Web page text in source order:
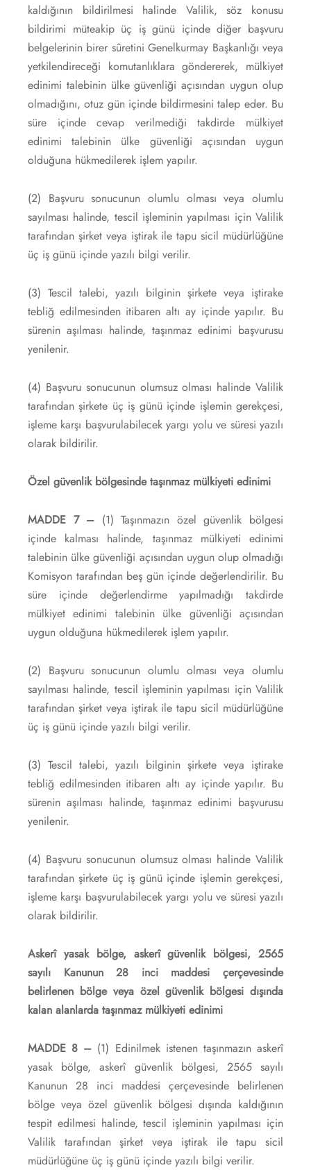
kaldığının bildirilmesi halinde Valilik, söz konusu
bildirimi müteakip üç iş günü içinde diğer başvuru
belgelerinin birer sûretini Genelkurmay Başkanlığı veya
yetkilendireceği komutanlıklara göndererek, mülkiyet
edinimi talebinin ülke güvenliği açısından uygun olup
olmadığını, otuz gün içinde bildirmesini talep eder. Bu
süre içinde cevap verilmediği takdirde mülkiyet
edinimi talebinin ülke güvenliği açısından uygun
olduğuna hükmedilerek işlem yapılır.
(2) Başvuru sonucunun olumlu olması veya olumlu
sayılması halinde, tescil işleminin yapılması için Valilik
tarafından şirket veya iştirak ile tapu sicil müdürlüğüne
üç iş günü içinde yazılı bilgi verilir.
(3) Tescil talebi, yazılı bilginin şirkete veya iştirake
tebliğ edilmesinden itibaren altı ay içinde yapılır. Bu
sürenin aşılması halinde, taşınmaz edinimi başvurusu
yenilenir.
(4) Başvuru sonucunun olumsuz olması halinde Valilik
tarafından şirkete üç iş günü içinde işlemin gerekçesi,
işleme karşı başvurulabilecek yargı yolu ve süresi yazılı
olarak bildirilir.
Özel güvenlik bölgesinde taşınmaz mülkiyeti edinimi
MADDE 7 – (1) Taşınmazın özel güvenlik bölgesi
içinde kalması halinde, taşınmaz mülkiyeti edinimi
talebinin ülke güvenliği açısından uygun olup olmadığı
Komisyon tarafından beş gün içinde değerlendirilir. Bu
süre içinde değerlendirme yapılmadığı takdirde
mülkiyet edinimi talebinin ülke güvenliği açısından
uygun olduğuna hükmedilerek işlem yapılır.
(2) Başvuru sonucunun olumlu olması veya olumlu
sayılması halinde, tescil işleminin yapılması için Valilik
tarafından şirket veya iştirak ile tapu sicil müdürlüğüne
üç iş günü içinde yazılı bilgi verilir.
(3) Tescil talebi, yazılı bilginin şirkete veya iştirake
tebliğ edilmesinden itibaren altı ay içinde yapılır. Bu
sürenin aşılması halinde, taşınmaz edinimi başvurusu
yenilenir.
(4) Başvuru sonucunun olumsuz olması halinde Valilik
tarafından şirkete üç iş günü içinde işlemin gerekçesi,
işleme karşı başvurulabilecek yargı yolu ve süresi yazılı
olarak bildirilir.
Askerî yasak bölge, askerî güvenlik bölgesi, 2565
sayılı Kanunun 28 inci maddesi çerçevesinde
belirlenen bölge veya özel güvenlik bölgesi dışında
kalan alanlarda taşınmaz mülkiyeti edinimi
MADDE 8 – (1) Edinilmek istenen taşınmazın askerî
yasak bölge, askerî güvenlik bölgesi, 2565 sayılı
Kanunun 28 inci maddesi çerçevesinde belirlenen
bölge veya özel güvenlik bölgesi dışında kaldığının
tespit edilmesi halinde, tescil işleminin yapılması için
Valilik tarafından şirket veya iştirak ile tapu sicil
müdürlüğüne üç iş günü içinde yazılı bilgi verilir.